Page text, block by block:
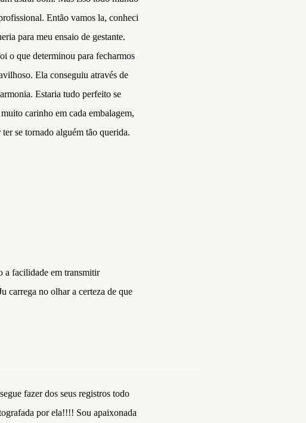
Então vamos la, conheci
para meu ensaio de gestante.
o que determinou para fecharmos
Ela conseguiu através de
Estaria tudo perfeito se
carinho em cada embalagem,
se tornado alguém tão querida.
a facilidade em transmitir
carrega no olhar a certeza de que
fazer dos seus registros todo
por ela!!!! Sou apaixonada